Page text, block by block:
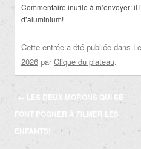
Commentaire inutile à m’envoyer:
d’aluminium!
Cette entrée a été publiée dans
2026 par Clique du plateau.
Navigation
des
articles
←
LES DEUX MORONS QUI SE
FONT POGNER À FILMER LES
ENFANTS!